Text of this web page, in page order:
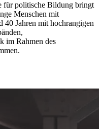
für politische Bildung bringt
Menschen mit
Jahren mit hochrangigen
im Rahmen des